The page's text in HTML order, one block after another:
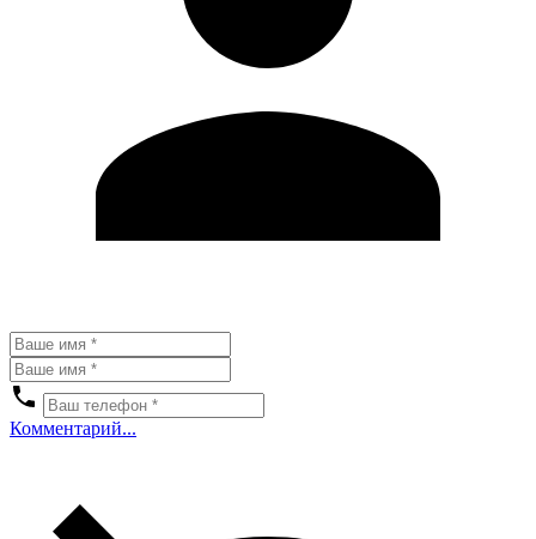
Комментарий...